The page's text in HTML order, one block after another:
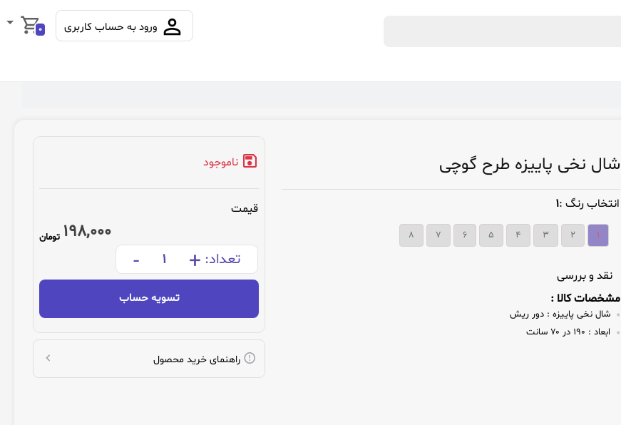
0 ورود به حساب کاربری
شال نخی پاییزه طرح گوچی
انتخاب رنگ :۱
۱ ۲ ۳ ۴ ۵ ۶ ۷ ۸
نقد و بررسی
مشخصات کالا :
شال نخی پاییزه : دور ریش
ابعاد :
ناموجود
قیمت
198,000 تومان
تعداد: +
-
تسویه حساب
راهنمای خرید محصول